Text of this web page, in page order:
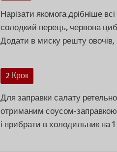
Нарізати якомога дрібніше
солодкий перець, червона
Додати в миску решту овочів,
2 Крок
Для заправки салату
отриманим соусом-
і прибрати в холодильник на